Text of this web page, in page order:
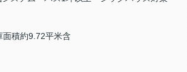
積約9.72平米含